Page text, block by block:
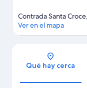
Contrada Santa
Ver en el mapa
Qué hay cerca